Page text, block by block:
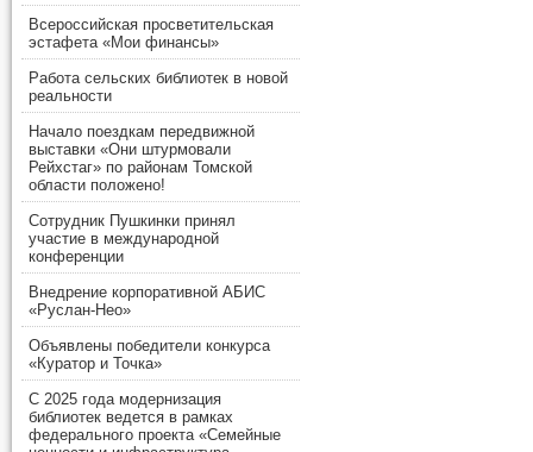
Всероссийская просветительская
эстафета «Мои финансы»
Работа сельских библиотек в новой
реальности
Начало поездкам передвижной
выставки «Они штурмовали
Рейхстаг» по районам Томской
области положено!
Сотрудник Пушкинки принял
участие в международной
конференции
Внедрение корпоративной АБИС
«Руслан-Нео»
Объявлены победители конкурса
«Куратор и Точка»
С 2025 года модернизация
библиотек ведется в рамках
федерального проекта «Семейные